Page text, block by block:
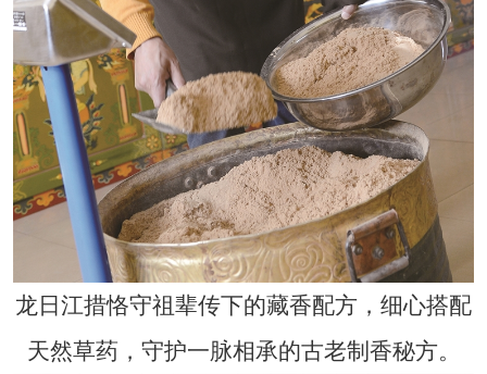
龙日江措恪守祖辈传下的藏香配方，细心搭配
天然草药，守护一脉相承的古老制香秘方。